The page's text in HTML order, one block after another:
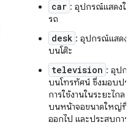
car : อุปกรณ์แสดงใน
รถ
desk : อุปกรณ์แสดงใ
บนโต๊ะ
television : อุปกร
บนโทรทัศน์ ซึ่งมอบปร
การใช้งานในระยะไกล โ
บนหน้าจอขนาดใหญ่ที่ผู้
ออกไป และประสบการณ์